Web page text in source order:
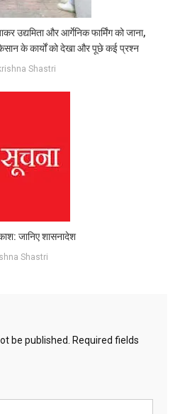
उद्यमिता और आर्गेनिक फार्मिंग को जाना,
के कार्यों को देखा और पूछे कई प्रश्न
Shastri
जानिए शासनादेश
Shastri
be published. Required fields